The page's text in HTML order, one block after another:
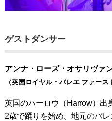
ゲストダンサー
アンナ・ローズ・オサリヴァ
（英国ロイヤル・バレエ ファース
英国のハーロウ（Harrow）出
2歳で踊りを始め、地元のバ